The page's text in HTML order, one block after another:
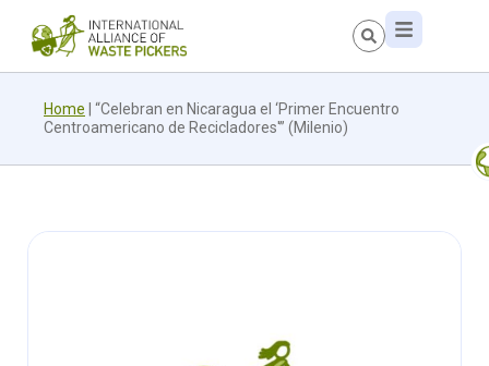
Home
“Celebran en Nicaragua el ‘Primer Encuentro
Centroamericano de Recicladores'” (Milenio)